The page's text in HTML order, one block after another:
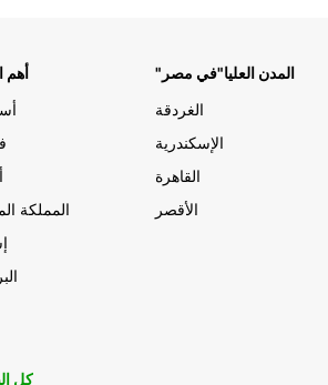
أهم
المملكة
"المدن العليا"في مصر
الغردقة
الإسكندرية
القاهرة
الأقصر
كل